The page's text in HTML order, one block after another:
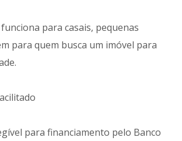
para casais, pequenas
para quem busca um imóvel para
para financiamento pelo Banco